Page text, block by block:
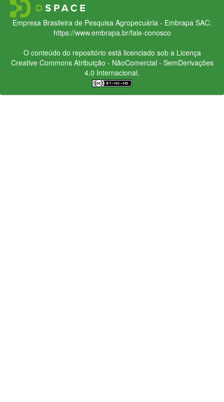
Empresa Brasileira de Pesquisa Agropecuária - Embrapa SAC:
https://www.embrapa.br/fale-conosco
O conteúdo do repositório está licenciado sob a Licença
Creative CommonsAtribuição - NãoComercial - SemDerivações
4.0 Internacional.